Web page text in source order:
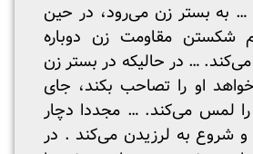
… به بستر زن می‌رود، در حین
شکستن مقاومت زن دوباره
… در حالیکه در بستر زن
او را تصاحب بکند، جای
لمس می‌کند. … مجددا دچار
شروع به لرزیدن می‌کند . در